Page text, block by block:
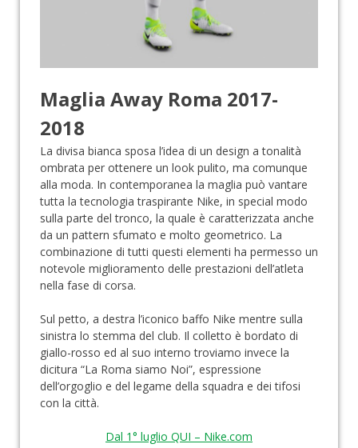
Maglia Away Roma 2017-
2018
La divisa bianca sposa l’idea di un design a tonalità
ombrata per ottenere un look pulito, ma comunque
alla moda. In contemporanea la maglia può vantare
tutta la tecnologia traspirante Nike, in special modo
sulla parte del tronco, la quale è caratterizzata anche
da un pattern sfumato e molto geometrico. La
combinazione di tutti questi elementi ha permesso un
notevole miglioramento delle prestazioni dell’atleta
nella fase di corsa.
Sul petto, a destra l’iconico baffo Nike mentre sulla
sinistra lo stemma del club. Il colletto è bordato di
giallo-rosso ed al suo interno troviamo invece la
dicitura “La Roma siamo Noi”, espressione
dell’orgoglio e del legame della squadra e dei tifosi
con la città.
Dal 1° luglio QUI – Nike.com